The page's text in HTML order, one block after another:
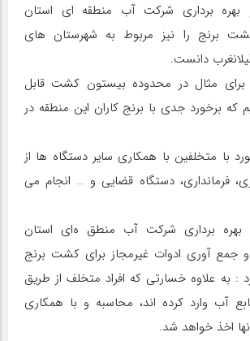
برداری شرکت آب منطقه‌ ای استان
برنج را نیز مربوط به شهرستان های
دانست.
برای مثال در محدوده بیستون کشت قابل
که برخورد جدی با برنج کاران این منطقه در
با متخلفین با همکاری سایر دستگاه ها از
فرمانداری، دستگاه قضایی و … انجام می
برداری شرکت آب منطق ه‌ای استان
جمع آوری ادوات غیرمجاز برای کشت برنج
: به علاوه خسارتی که افراد متخلف از طریق
آب وارد کرده اند، محاسبه و با همکاری
اخذ خواهد شد.